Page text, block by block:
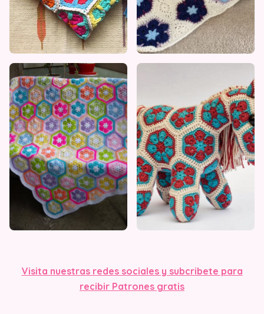
Visita nuestras redes sociales y subcribete para
recibir Patrones gratis